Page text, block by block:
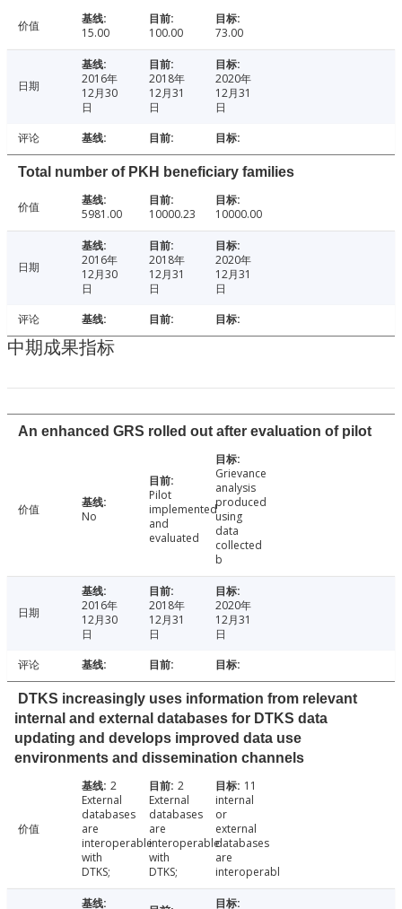
价值 15.00 100.00 73.00
日期
2016年
12月30
日
2018年
12月31
日
2020年
12月31
日
评论
Total number of PKH beneficiary families
价值 5981.00 10000.23 10000.00
日期
2016年
12月30
日
2018年
12月31
日
2020年
12月31
日
评论
中期成果指标
An enhanced GRS rolled out after evaluation of pilot
价值 No
Pilot
implemented
and
evaluated
Grievance
analysis
produced
using
data
collected
b
日期
2016年
12月30
日
2018年
12月31
日
2020年
12月31
日
评论
DTKS increasingly uses information from relevant
internal and external databases for DTKS data
updating and develops improved data use
environments and dissemination channels
价值
2
External
databases
are
interoperable
with
DTKS;
2
External
databases
are
interoperable
with
DTKS;
11
internal
or
external
databases
are
interoperabl